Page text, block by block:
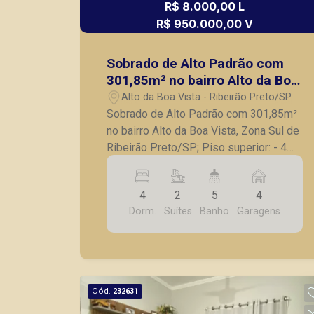
R$ 8.000,00 L
R$ 950.000,00 V
Sobrado de Alto Padrão com
301,85m² no bairro Alto da Boa
Vista, Zona Sul de Ribeirão
Preto/SP;
Alto da Boa Vista - Ribeirão Preto/SP
Sobrado de Alto Padrão com 301,85m²
no bairro Alto da Boa Vista, Zona Sul de
Ribeirão Preto/SP; Piso superior: - 4
dormitórios com armários, sendo 2
suítes, 1 suíte com closet e banheira; -
Banheiro social com box e gabinete; -
Roupeiro no corredor; Térreo: - Sala
para 2 ambientes - Lavabo - Sala de TV
planejados; - Corredor lateral; - Quintal; -
Área de serviço com armários; -
4
Dorm.
2
Suítes
5
Banho
4
Garagens
Cód. 232631